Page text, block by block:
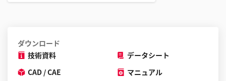
ダウンロード
技術資料
データシート
CAD / CAE
マニュアル